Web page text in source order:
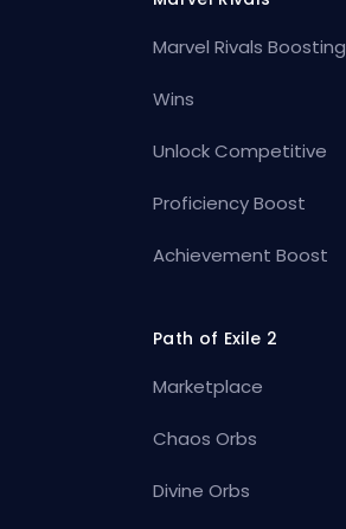
Marvel Rivals Boosting
Wins
Unlock Competitive
Proficiency Boost
Achievement Boost
Path of Exile 2
Marketplace
Chaos Orbs
Divine Orbs